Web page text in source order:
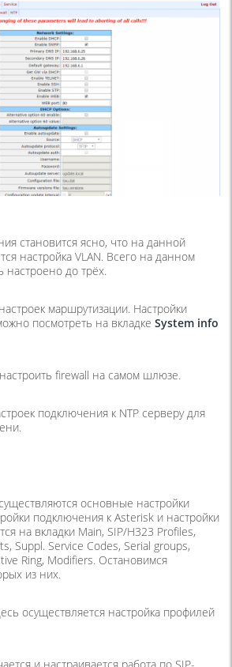
становится ясно, что на данной
настройка VLAN. Всего на данном
до трёх.
маршрутизации. Настройки
посмотреть на вкладке System info
firewall на самом шлюзе.
подключения к NTP серверу для
основные настройки
подключения к Asterisk и настройки
на вкладки Main, SIP/H323 Profiles,
Suppl. Service Codes, Serial groups,
Ring, Modifiers. Остановимся
из них.
осуществляется настройка профилей